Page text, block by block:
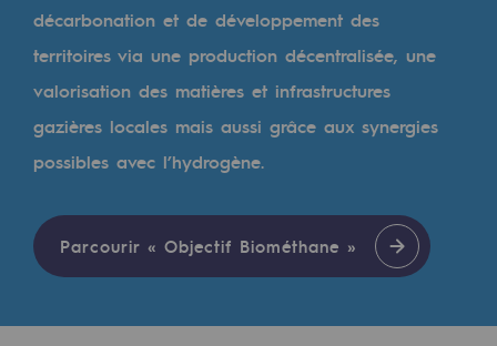
Notre organisation
Gouvernance
Publications institutionnelles
Où nous trouver
Les énergies d'avenir
décarbonation et de développement des
territoires via une production décentralisée, une
valorisation des matières et infrastructures
gazières locales mais aussi grâce aux synergies
possibles avec l’hydrogène.
Parcourir « Objectif Biométhane »